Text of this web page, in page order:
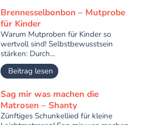
Brennesselbonbon – Mutprobe
für Kinder
Warum Mutproben für Kinder so
wertvoll sind! Selbstbewusstsein
stärken: Durch...
Beitrag lesen
Sag mir was machen die
Matrosen – Shanty
Zünftiges Schunkellied für kleine